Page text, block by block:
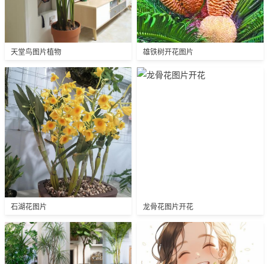
天堂鸟图片植物 雄铁树开花图片
石湖花图片 龙骨花图片开花